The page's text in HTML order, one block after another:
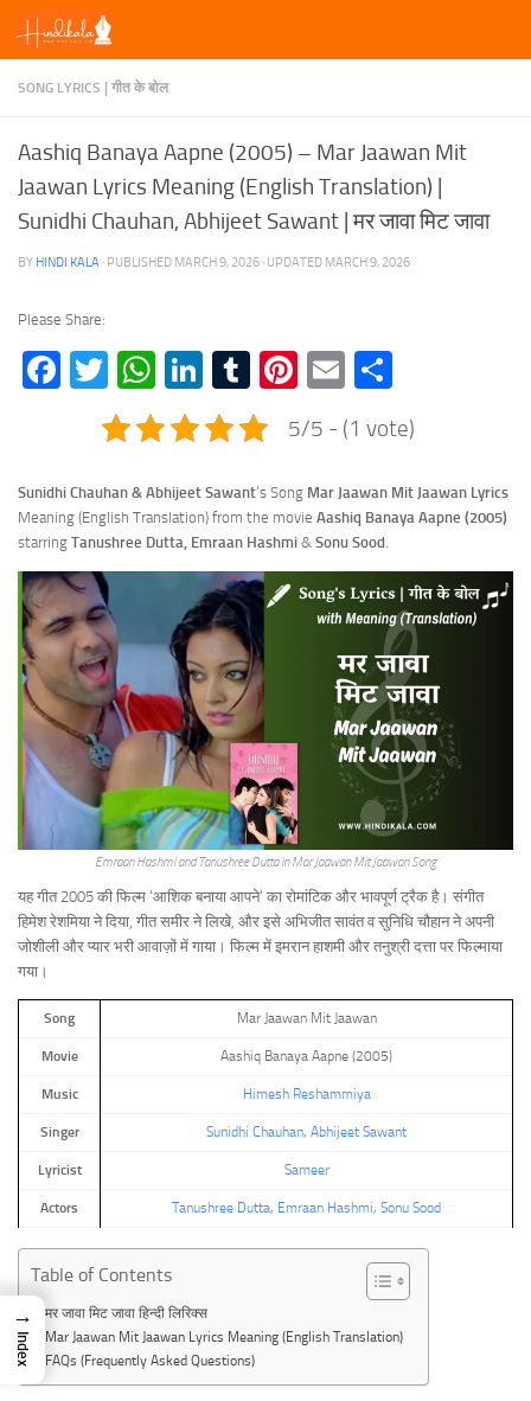
Skip to content
SONG LYRICS | गीत के बोल
Aashiq Banaya Aapne (2005) – Mar Jaawan Mit
Jaawan Lyrics Meaning (English Translation) |
Sunidhi Chauhan, Abhijeet Sawant | मर जावा मिट जावा
BY HINDI KALA · PUBLISHED MARCH 9, 2026 · UPDATED MARCH 9, 2026
Please Share:
Facebook
TwitterWhatsApp
LinkedIn
TumblrPinterest
Email
5/5 - (1 vote)
Sunidhi Chauhan & Abhijeet Sawant‘s Song Mar Jaawan Mit Jaawan Lyrics
Meaning (English Translation) from the movie Aashiq Banaya Aapne (2005)
starring Tanushree Dutta, Emraan Hashmi & Sonu Sood.
Emraan Hashmi and Tanushree Dutta in Mar Jaawan Mit Jaawan Song
यह गीत 2005 की फिल्म ‘आशिक बनाया आपने’ का रोमांटिक और भावपूर्ण ट्रैक है। संगीत
हिमेश रेशमिया ने दिया, गीत समीर ने लिखे, और इसे अभिजीत सावंत व सुनिधि चौहान ने अपनी
जोशीली और प्यार भरी आवाज़ों में गाया। फिल्म में इमरान हाशमी और तनुश्री दत्ता पर फिल्माया
गया।
Song Mar Jaawan Mit Jaawan
Movie Aashiq Banaya Aapne (2005)
Music Himesh Reshammiya
Singer Sunidhi Chauhan, Abhijeet Sawant
Lyricist Sameer
Actors Tanushree Dutta, Emraan Hashmi, Sonu Sood
Table of Contents
मर जावा मिट जावा हिन्दी लिरिक्स
Mar Jaawan Mit Jaawan Lyrics Meaning (English Translation)
FAQs (Frequently Asked Questions)
→
Index